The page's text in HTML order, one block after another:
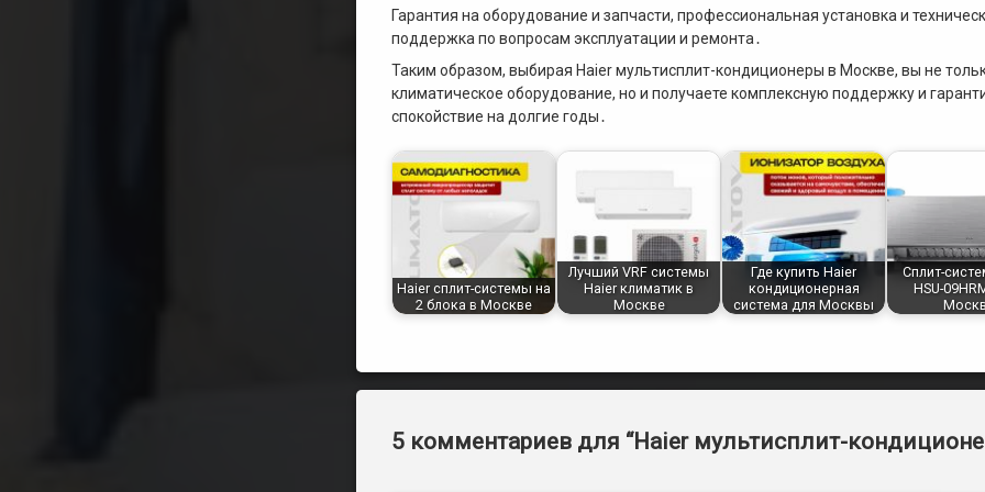
Гарантия на оборудование и запчасти, профессиональная установка и
поддержка по вопросам эксплуатации и ремонта․
Таким образом, выбирая Haier мультисплит-кондиционеры в Москве, вы не
климатическое оборудование, но и получаете комплексную поддержку и
спокойствие на долгие годы․
Haier сплит-системы на
2 блока в Москве
Лучший VRF системы
Haier климатик в
Москве
Где купить Haier
кондиционерная
система для Москвы
Сплит-
HSU-
5 комментариев для “Haier мультисплит-